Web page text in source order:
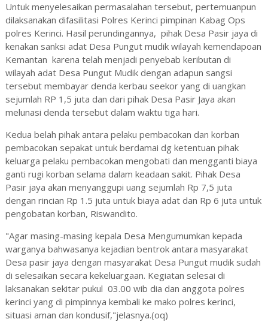
Untuk menyelesaikan permasalahan tersebut, pertemuanpun
dilaksanakan difasilitasi Polres Kerinci pimpinan Kabag Ops
polres Kerinci. Hasil perundingannya, pihak Desa Pasir jaya di
kenakan sanksi adat Desa Pungut mudik wilayah kemendapoan
Kemantan karena telah menjadi penyebab keributan di
wilayah adat Desa Pungut Mudik dengan adapun sangsi
tersebut membayar denda kerbau seekor yang di uangkan
sejumlah RP 1,5 juta dan dari pihak Desa Pasir Jaya akan
melunasi denda tersebut dalam waktu tiga hari.
Kedua belah pihak antara pelaku pembacokan dan korban
pembacokan sepakat untuk berdamai dg ketentuan pihak
keluarga pelaku pembacokan mengobati dan mengganti biaya
ganti rugi korban selama dalam keadaan sakit. Pihak Desa
Pasir jaya akan menyanggupi uang sejumlah Rp 7,5 juta
dengan rincian Rp 1.5 juta untuk biaya adat dan Rp 6 juta untuk
pengobatan korban, Riswandito.
"Agar masing-masing kepala Desa Mengumumkan kepada
warganya bahwasanya kejadian bentrok antara masyarakat
Desa pasir jaya dengan masyarakat Desa Pungut mudik sudah
di selesaikan secara kekeluargaan. Kegiatan selesai di
laksanakan sekitar pukul 03.00 wib dia dan anggota polres
kerinci yang di pimpinnya kembali ke mako polres kerinci,
situasi aman dan kondusif,"jelasnya.(oq)